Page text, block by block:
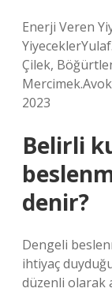
Enerji Veren
Çilek,
2023
Belirli
denir?
Dengeli
ihtiyaç
düzenli olarak